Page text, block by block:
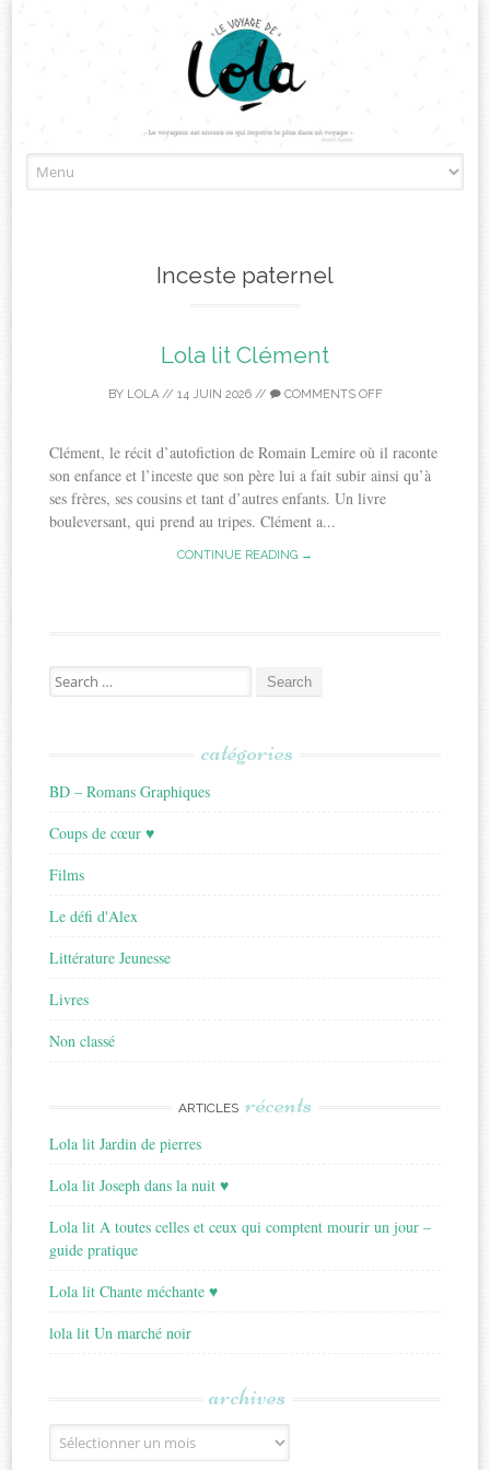
to
Inceste paternel
Lola lit Clément
BY LOLA// 14 JUIN 2026// COMMENTS OFF
Clément, le récit d’autofiction de Romain Lemire où il raconte
son enfance et l’inceste que son père lui a fait subir ainsi qu’à
ses frères, ses cousins et tant d’autres enfants. Un livre
bouleversant, qui prend au tripes. Clément a...
CONTINUE READING →
Search
for:
catégories
BD – Romans Graphiques
Coups de cœur ♥
Films
Le défi d'Alex
Littérature Jeunesse
Livres
Non classé
ARTICLES récents
Lola lit Jardin de pierres
Lola lit Joseph dans la nuit ♥
Lola lit A toutes celles et ceux qui comptent mourir un jour –
guide pratique
Lola lit Chante méchante ♥
lola lit Un marché noir
archives
Archives